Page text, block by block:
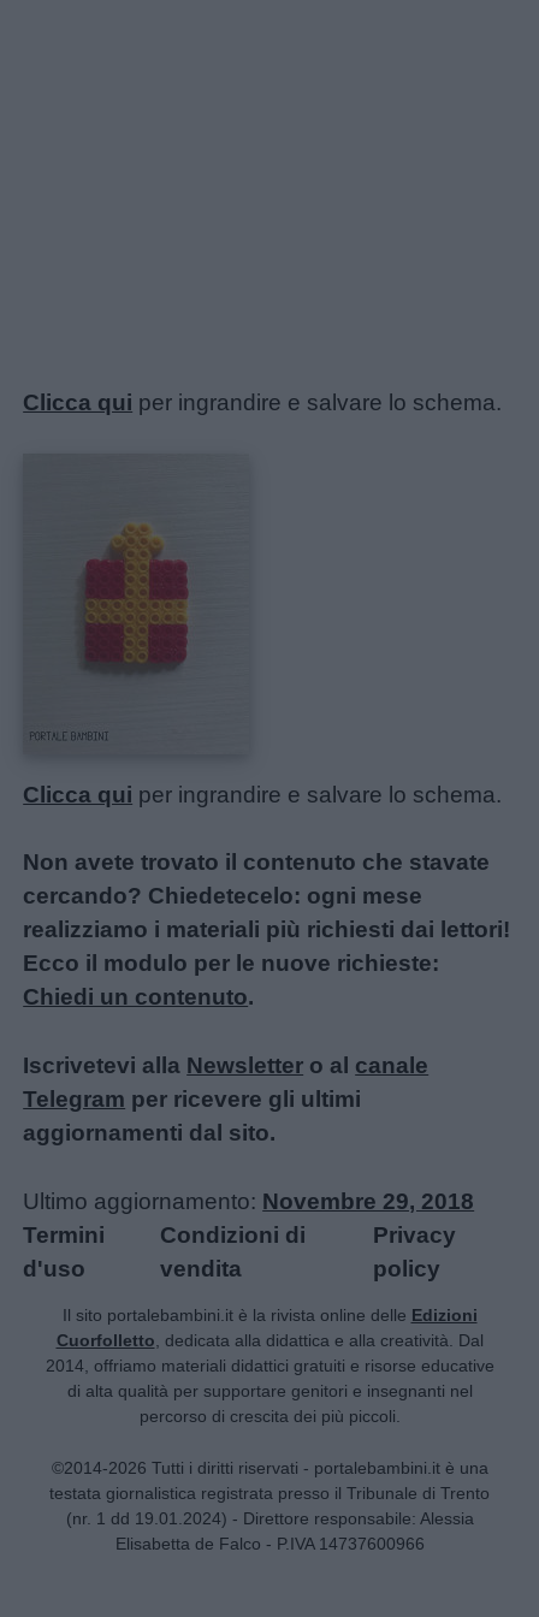
Clicca qui per ingrandire e salvare lo schema.
Clicca qui per ingrandire e salvare lo schema.
Non avete trovato il contenuto che stavate
cercando? Chiedetecelo: ogni mese
realizziamo i materiali più richiesti dai lettori!
Ecco il modulo per le nuove richieste:
Chiedi un contenuto.
Iscrivetevi alla Newsletter o al canale
Telegram per ricevere gli ultimi
aggiornamenti dal sito.
Ultimo aggiornamento: Novembre 29, 2018
Termini
d'uso
Condizioni di
vendita
Privacy
policy
Il sito portalebambini.it è la rivista online delle Edizioni
Cuorfolletto, dedicata alla didattica e alla creatività. Dal
2014, offriamo materiali didattici gratuiti e risorse educative
di alta qualità per supportare genitori e insegnanti nel
percorso di crescita dei più piccoli.
©2014-2026 Tutti i diritti riservati - portalebambini.it è una
testata giornalistica registrata presso il Tribunale di Trento
(nr. 1 dd 19.01.2024) - Direttore responsabile: Alessia
Elisabetta de Falco - P.IVA 14737600966